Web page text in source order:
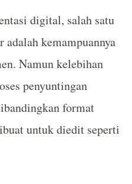
digital, salah satu
adalah kemampuannya
Namun kelebihan
penyuntingan
format
untuk diedit seperti